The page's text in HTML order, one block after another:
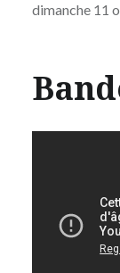
dimanche 11